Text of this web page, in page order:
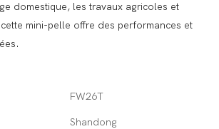
domestique, les travaux agricoles et
mini-pelle offre des performances et
FW26T
Shandong